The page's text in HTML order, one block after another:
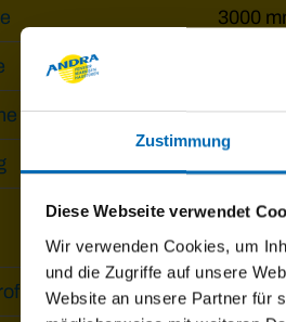
Zustimmung
Diese Webseite verwendet
Wir verwenden Cookies, um
und die Zugriffe auf unsere
Website an unsere Partner für
3000
4.5 m²